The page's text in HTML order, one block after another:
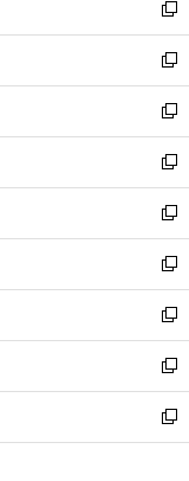
ィ
ン
ド
ウ
で
開
く
い
ウ
ィ
ン
ド
ウ
で
開
く
新
し
い
ウ
ィ
ン
ド
ウ
で
開
く
新
し
い
ウ
ィ
ン
ド
ウ
で
開
く
新
し
い
ウ
ィ
ン
ド
ウ
で
開
く
新
し
い
ウ
ィ
ン
ド
ウ
で
開
く
新
し
い
ウ
ィ
ン
ド
ウ
で
開
新
し
い
ウ
ィ
ン
ド
ウ
新
し
い
ウ
ィ
ン
新
し
い
ウ
新
し